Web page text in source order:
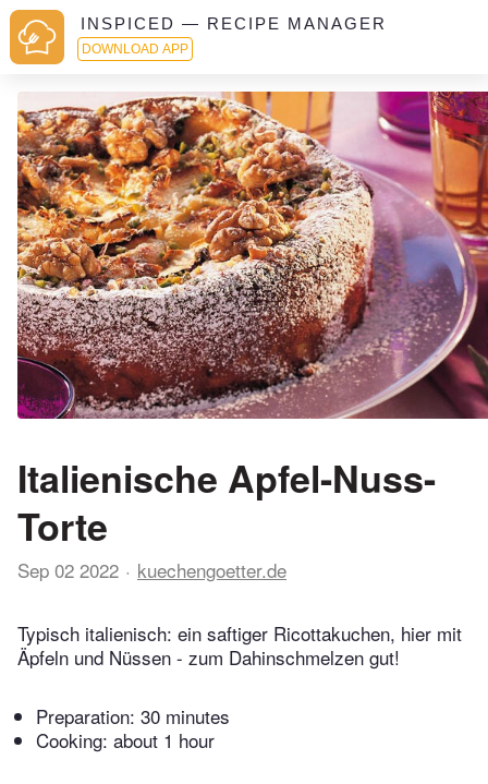
INSPICED — RECIPE MANAGER
DOWNLOAD APP
Italienische Apfel-Nuss-
Torte
Sep 02 2022 kuechengoetter.de
Typisch italienisch: ein saftiger Ricottakuchen, hier mit
Äpfeln und Nüssen - zum Dahinschmelzen gut!
Preparation: 30 minutes
Cooking: about 1 hour